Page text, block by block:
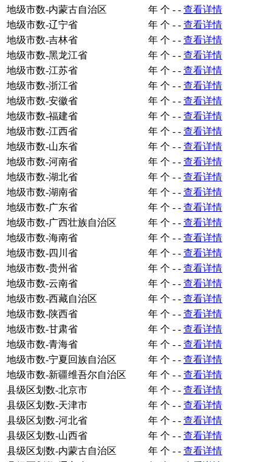
地级市数-内蒙古自治区
年 个 - - 查看详情
地级市数-辽宁省
年 个 - - 查看详情
地级市数-吉林省
年 个 - - 查看详情
地级市数-黑龙江省
年 个 - - 查看详情
地级市数-江苏省
年 个 - - 查看详情
地级市数-浙江省
年 个 - - 查看详情
地级市数-安徽省
年 个 - - 查看详情
地级市数-福建省
年 个 - - 查看详情
地级市数-江西省
年 个 - - 查看详情
地级市数-山东省
年 个 - - 查看详情
地级市数-河南省
年 个 - - 查看详情
地级市数-湖北省
年 个 - - 查看详情
地级市数-湖南省
年 个 - - 查看详情
地级市数-广东省
年 个 - - 查看详情
地级市数-广西壮族自治区
年 个 - - 查看详情
地级市数-海南省
年 个 - - 查看详情
地级市数-四川省
年 个 - - 查看详情
地级市数-贵州省
年 个 - - 查看详情
地级市数-云南省
年 个 - - 查看详情
地级市数-西藏自治区
年 个 - - 查看详情
地级市数-陕西省
年 个 - - 查看详情
地级市数-甘肃省
年 个 - - 查看详情
地级市数-青海省
年 个 - - 查看详情
地级市数-宁夏回族自治区
年 个 - - 查看详情
地级市数-新疆维吾尔自治区
年 个 - - 查看详情
县级区划数-北京市
年 个 - - 查看详情
县级区划数-天津市
年 个 - - 查看详情
县级区划数-河北省
年 个 - - 查看详情
县级区划数-山西省
年 个 - - 查看详情
县级区划数-内蒙古自治区
年 个 - - 查看详情